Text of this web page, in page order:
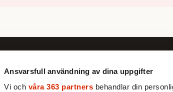
Ansvarsfull användning av dina uppgifter
Vi och våra 363 partners behandlar din